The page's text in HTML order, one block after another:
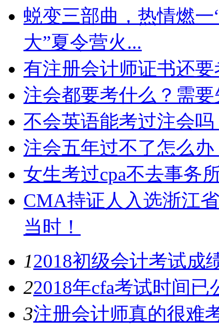
蜕变三部曲，热情燃一
大”夏令营火...
有注册会计师证书还
注会都要考什么？需
不会英语能考过注会
注会五年过不了怎么
女生考过cpa不去事务
CMA持证人入选浙江
当时！
12018初级会计考试成
22018年cfa考试时间已
3注册会计师真的很难